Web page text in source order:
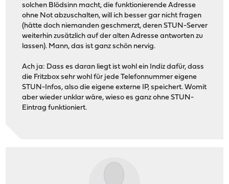
solchen Blödsinn macht, die funktionierende Adresse
ohne Not abzuschalten, will ich besser gar nicht fragen
(hätte doch niemanden geschmerzt, deren STUN-Server
weiterhin zusätzlich auf der alten Adresse antworten zu
lassen). Mann, das ist ganz schön nervig.
Ach ja: Dass es daran liegt ist wohl ein Indiz dafür, dass
die Fritzbox sehr wohl für jede Telefonnummer eigene
STUN-Infos, also die eigene externe IP, speichert. Womit
aber wieder unklar wäre, wieso es ganz ohne STUN-
Eintrag funktioniert.